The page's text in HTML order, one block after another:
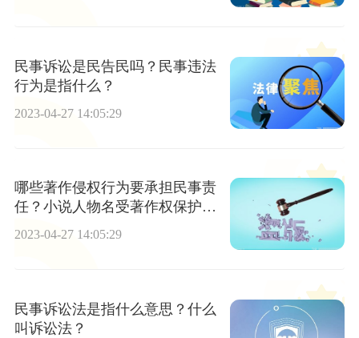
民事诉讼是民告民吗？民事违法
行为是指什么？
2023-04-27 14:05:29
哪些著作侵权行为要承担民事责
任？小说人物名受著作权保护
吗？
2023-04-27 14:05:29
民事诉讼法是指什么意思？什么
叫诉讼法？